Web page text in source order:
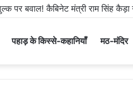
और सोशल मीडिया पर धमकी भरा
पहाड़ के किस्से-कहानियाँ मठ-मंदिर